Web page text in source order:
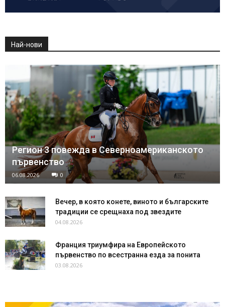
Най-нови
Регион 3 повежда в Северноамериканското
първенство
06.08.2026 0
Вечер, в която конете, виното и българските
традиции се срещнаха под звездите
04.08.2026
Франция триумфира на Европейското
първенство по всестранна езда за понита
03.08.2026